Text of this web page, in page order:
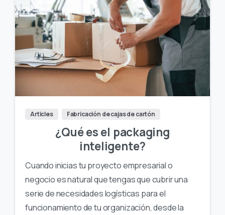
Articles Fabricación de cajas de cartón
¿Qué es el packaging
inteligente?
Cuando inicias tu proyecto empresarial o
negocio es natural que tengas que cubrir una
serie de necesidades logísticas para el
funcionamiento de tu organización, desde la